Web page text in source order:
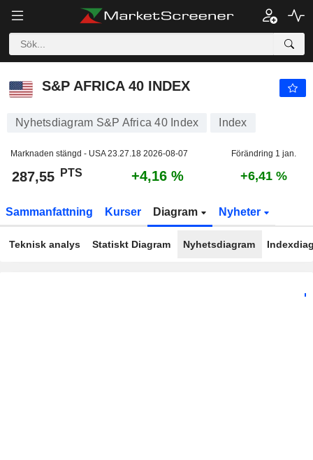
S&P AFRICA 40 INDEX
S&P AFRICA 40 INDEX
Nyhetsdiagram S&P Africa 40 Index Index
Marknaden stängd - USA23.27.18 2026-08-07 Förändring 1 jan.
287,55 PTS +4,16 % +6,41 %
Sammanfattning Kurser Diagram Nyheter
Teknisk analys Statiskt Diagram Nyhetsdiagram